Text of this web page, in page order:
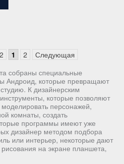
1 2
Следующая
собраны специальные
Андроид, которые превращают
К дизайнерским
которые позволяют
персонажей,
комнаты, создать
программы имеют уже
дизайнер методом подбора
или интерьер, некоторые дают
на экране планшета,